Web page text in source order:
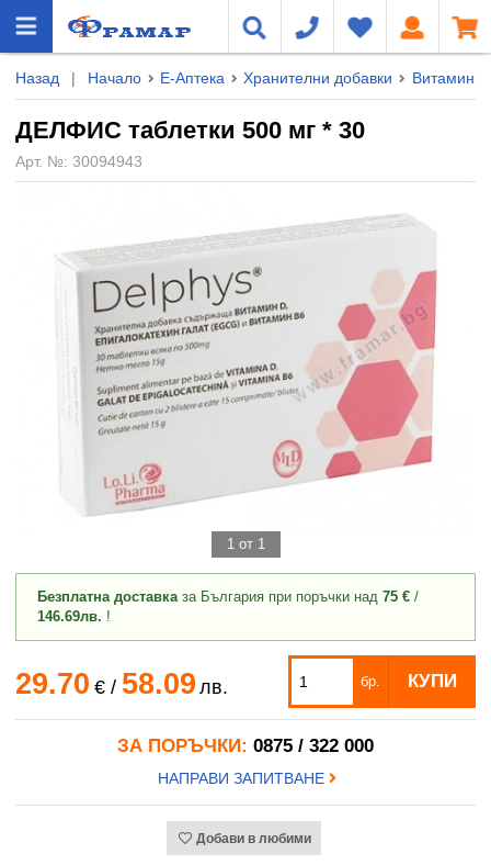
Назад | Начало Е-Аптека Хранителни добавки Витамини
ДЕЛФИС таблетки 500 мг * 30
Арт. №: 30094943
1 от 1
Безплатна доставказа България при поръчки над 75 € /
146.69лв. !
29.70 €/ 58.09 лв. бр. КУПИ
ЗА ПОРЪЧКИ: 0875 / 322 000
НАПРАВИ ЗАПИТВАНЕ
Добави в любими